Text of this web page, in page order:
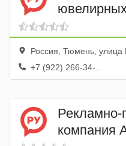
граверным
Россия, Тюмень, улица
+7 (922) 266-34-...
Рекламно-
компания